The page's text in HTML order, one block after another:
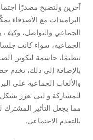
آخرين ولتصبح مصدرًا
البراميدات مع الأصدقاء
الجماعي والتواصل، وكيف
الجماعية، سواء كانت
تنظيمًا، حاسمة لتكوين
بالإضافة إلى ذلك، تخدم
والألعاب الجماعية على
للمشاركة والتي تعزز بشكل
مما يجعل التأثير المشترك
بالتقدم الاجتماعي.